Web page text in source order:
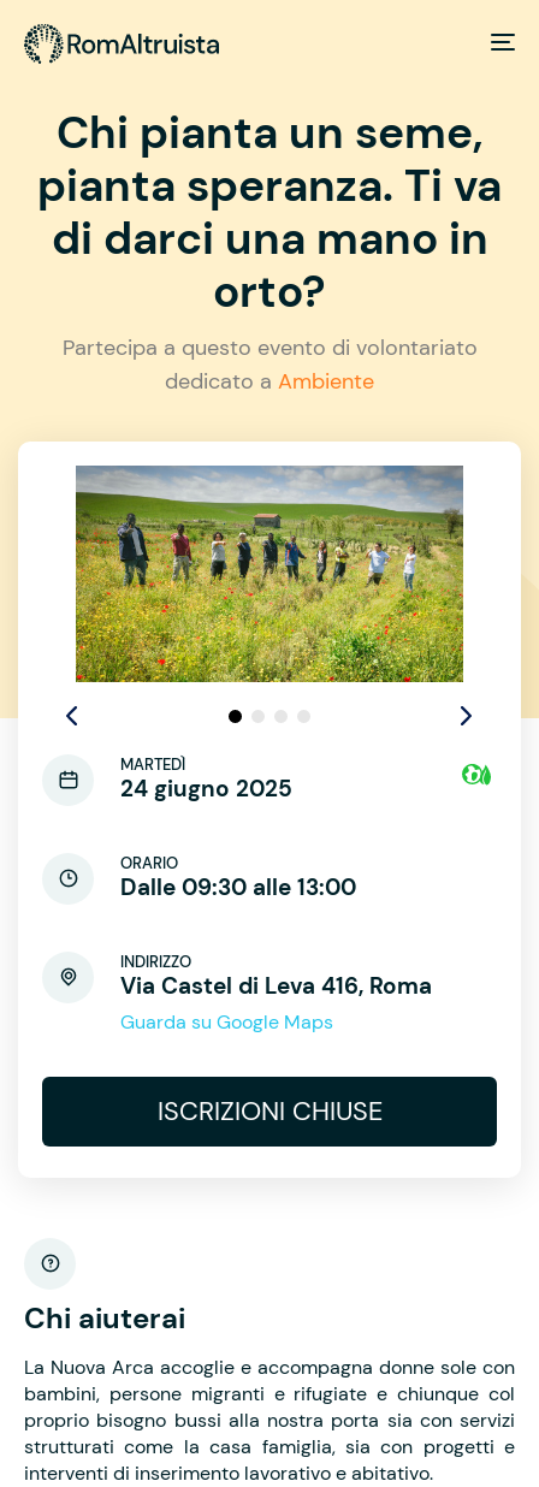
Chi pianta un seme,
pianta speranza. Ti va
di darci una mano in
orto?
Partecipa a questo evento di volontariato
dedicato a Ambiente
MARTEDÌ
24 giugno 2025
ORARIO
Dalle 09:30 alle 13:00
INDIRIZZO
Via Castel di Leva 416, Roma
Guarda su Google Maps
ISCRIZIONI CHIUSE
Chi aiuterai
La Nuova Arca accoglie e accompagna donne sole con
bambini, persone migranti e rifugiate e chiunque col
proprio bisogno bussi alla nostra porta sia con servizi
strutturati come la casa famiglia, sia con progetti e
interventi di inserimento lavorativo e abitativo.